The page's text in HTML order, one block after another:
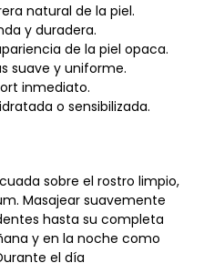
natural de la piel.
y duradera.
de la piel opaca.
suave y uniforme.
inmediato.
o sensibilizada.
sobre el rostro limpio,
Masajear suavemente
hasta su completa
y en la noche como
el día